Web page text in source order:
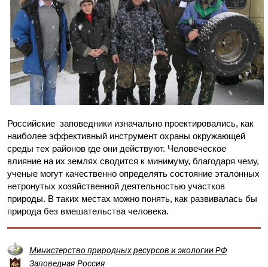
Российские заповедники изначально проектировались, как
наиболее эффективный инструмент охраны окружающей
среды тех районов где они действуют. Человеческое
влияние на их землях сводится к минимуму, благодаря чему,
ученые могут качественно определять состояние эталонных
нетронутых хозяйственной деятельностью участков
природы. В таких местах можно понять, как развивалась бы
природа без вмешательства человека.
Министерство природных ресурсов и экологии РФ
Заповедная Россия